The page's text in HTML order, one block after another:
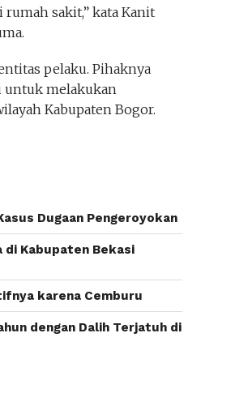
sakit,” kata Kanit
pelaku. Pihaknya
untuk melakukan
Kabupaten Bogor.
Dugaan Pengeroyokan
di Kabupaten Bekasi
karena Cemburu
dengan Dalih Terjatuh di